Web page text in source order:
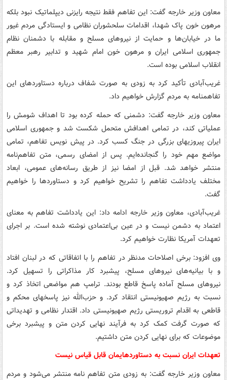
معاون وزیر خارجه گفت: این تفاهم فقط نتیجه رایزنی دیپلماتیک نبود بلکه
مرهون خون‌ پاک شهدا، اقدامات سلحشوران نظامی و ایستادگی مردم غیور
ما در خیابان‌ها و حمایت از نیروهای مسلح و مقابله با دشمنان نظام
جمهوری اسلامی ایران و مرهون خون امام شهید و تدابیر رهبر معظم
انقلاب اسلامی بوده است.
غریب‌آبادی تأکید کرد به زودی به صورت شفاف درباره دستاوردهای این
تفاهمنامه به مردم گزارش خواهیم داد.
معاون وزیر خارجه گفت: دشمنی که حمله کرده بود تا اهداف شومش را
عملیاتی کند، در تمامی اهدافش متحمل شکست شد و جمهوری اسلامی
ایران پیروزیهای بزرگی در جنگ کسب کرد. در پیش نویس تفاهم، تمامی
مواضع مهم خود را گنجانده‌ایم. پس از امضای رسمی، متن تفاهم‌نامه
منتشر خواهد شد. قبل از امضا نیز از طریق رسانه‌های عمومی، ابعاد
مختلف یادداشت تفاهم را تشریح خواهیم کرد و دستاوردها را خواهیم
گفت.
غریب‌آبادی، معاون وزیر خارجه ادامه داد: این یادداشت تفاهم به معنای
اعتماد به دشمن نیست و در عین بی‌اعتمادی نوشته شده است. بر اجرای
تعهدات آمریکا نظارت خواهیم کرد.
وی افزود: برخی اصلاحات مدنظر در تفاهم را با اتفاقاتی که در لبنان افتاد
و با بیانیه‌های نیروهای مسلح، پیشبرد کار مذاکراتی را تسهیل کرد.
نیروهای مسلح آماده پاسخ قاطع بودند. ترامپ هم مواضعی اتخاذ کرد و
نسبت به رژیم صهیونیستی انتقاد کرد. و حزب‌الله نیز پاسخهای محکم و
قاطعی به اقدام تروریستی رژیم صهیونیستی داد. اقتدار نظامی و تهدیداتی
که صورت گرفت کمک کرد به فرآیند نهایی کردن متن و پیشبرد برخی
موضوعات که برای نهایی کردن متن داشتیم.
تعهدات ایران نسبت به دستاوردهایمان قابل قیاس نیست
معاون وزیر خارجه گفت: به زودی متن تفاهم نامه منتشر می‌شود و مردم